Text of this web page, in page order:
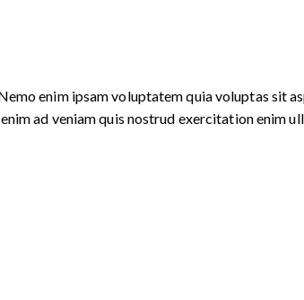
enim ipsam voluptatem quia voluptas sit
ad veniam quis nostrud exercitation enim